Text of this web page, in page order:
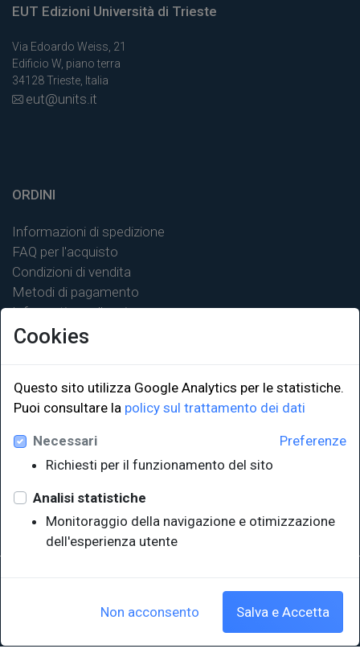
EUT Edizioni Università di Trieste
Via Edoardo Weiss, 21
Edificio W, piano terra
34128 Trieste, Italia
eut@units.it
ORDINI
Informazioni di spedizione
FAQ per l'acquisto
Condizioni di vendita
Metodi di pagamento
Informativa sulla privacy
LINK ISTITUZIONALI
Università degli Studi di Trieste
Sistema Bibliotecario di Ateneo
EUT in cifre
P.IVA 00211830328 - C.F. 80013890324 - P.E.C.: ateneo@pec.units.it
Cookies
Questo sito utilizza Google Analytics per le statistiche.
Puoi consultare la policy sul trattamento dei dati
Preferenze
Necessari
Richiesti per il funzionamento del sito
Analisi statistiche
Monitoraggio della navigazione e otimizzazione
dell'esperienza utente
Non acconsento Salva e Accetta